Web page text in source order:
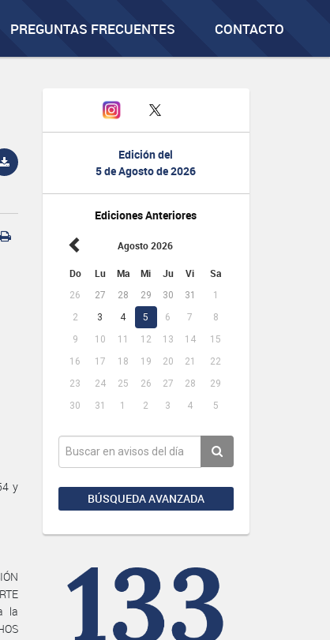
PREGUNTAS FRECUENTES CONTACTO
Edición del
5 de Agosto de 2026
Ediciones Anteriores
Agosto 2026
Do Lu Ma Mi Ju Vi Sa
26 27 28 29 30 31
1
2
3 4 5 6 7
8
9
10 11 12 13 14
15
16
17 18 19 20 21
22
23
24 25 26 27 28
29
30
31 1 2 3 4 5
BÚSQUEDA AVANZADA
y
la